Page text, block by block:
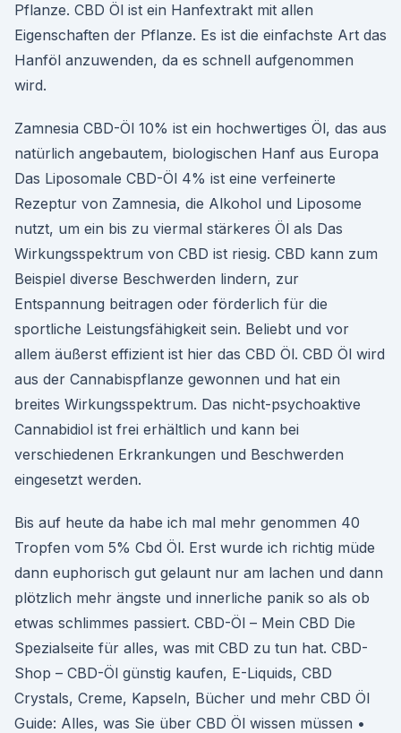
Pflanze. CBD Öl ist ein Hanfextrakt mit allen
Eigenschaften der Pflanze. Es ist die einfachste Art das
Hanföl anzuwenden, da es schnell aufgenommen
wird.
Zamnesia CBD-Öl 10% ist ein hochwertiges Öl, das aus
natürlich angebautem, biologischen Hanf aus Europa
Das Liposomale CBD-Öl 4% ist eine verfeinerte
Rezeptur von Zamnesia, die Alkohol und Liposome
nutzt, um ein bis zu viermal stärkeres Öl als Das
Wirkungsspektrum von CBD ist riesig. CBD kann zum
Beispiel diverse Beschwerden lindern, zur
Entspannung beitragen oder förderlich für die
sportliche Leistungsfähigkeit sein. Beliebt und vor
allem äußerst effizient ist hier das CBD Öl. CBD Öl wird
aus der Cannabispflanze gewonnen und hat ein
breites Wirkungsspektrum. Das nicht-psychoaktive
Cannabidiol ist frei erhältlich und kann bei
verschiedenen Erkrankungen und Beschwerden
eingesetzt werden.
Bis auf heute da habe ich mal mehr genommen 40
Tropfen vom 5% Cbd Öl. Erst wurde ich richtig müde
dann euphorisch gut gelaunt nur am lachen und dann
plötzlich mehr ängste und innerliche panik so als ob
etwas schlimmes passiert. CBD-Öl – Mein CBD Die
Spezialseite für alles, was mit CBD zu tun hat. CBD-
Shop – CBD-Öl günstig kaufen, E-Liquids, CBD
Crystals, Creme, Kapseln, Bücher und mehr CBD Öl
Guide: Alles, was Sie über CBD Öl wissen müssen •